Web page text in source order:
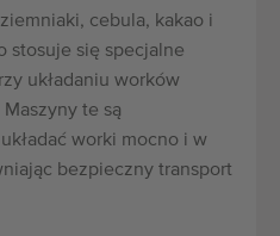
cebula, kakao i
stosuje się specjalne
układaniu worków
te są
worki mocno i w
bezpieczny transport